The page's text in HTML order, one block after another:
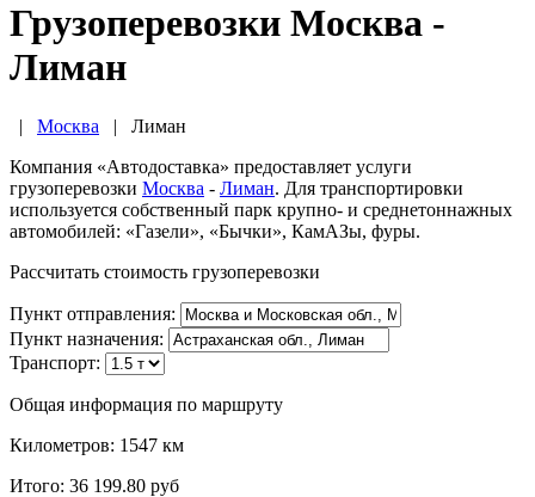
Грузоперевозки Москва -
Лиман
| Москва | Лиман
Компания «Автодоставка» предоставляет услуги
грузоперевозки Москва - Лиман. Для транспортировки
используется собственный парк крупно- и среднетоннажных
автомобилей: «Газели», «Бычки», КамАЗы, фуры.
Рассчитать стоимость грузоперевозки
Пункт отправления:
Пункт назначения:
Транспорт:
Общая информация по маршруту
Километров: 1547 км
Итого: 36 199.80 руб